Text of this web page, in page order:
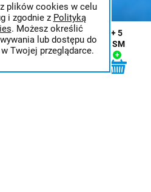
plików cookies w celu
i zgodnie z Polityką
. Możesz określić
lub dostępu do
Twojej przeglądarce.
PLUS + 24 m-ce kalibracji + 5
oryginalnych + uchwyt GSM